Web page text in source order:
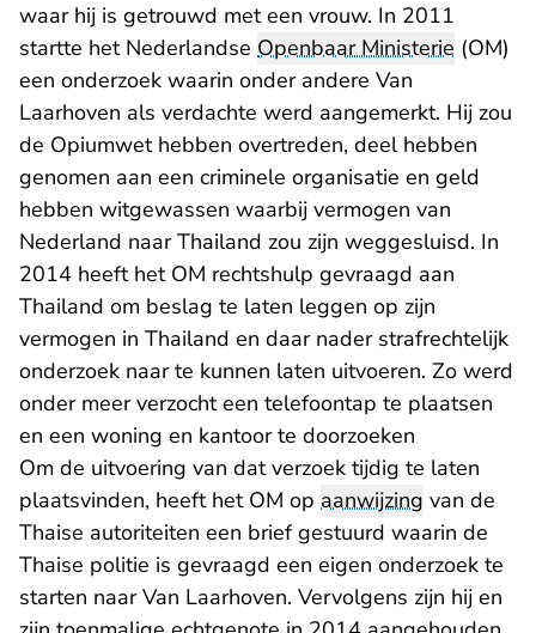
waar hij is getrouwd met een vrouw. In 2011
startte het Nederlandse Openbaar Ministerie (OM)
een onderzoek waarin onder andere Van
Laarhoven als verdachte werd aangemerkt. Hij zou
de Opiumwet hebben overtreden, deel hebben
genomen aan een criminele organisatie en geld
hebben witgewassen waarbij vermogen van
Nederland naar Thailand zou zijn weggesluisd. In
2014 heeft het OM rechtshulp gevraagd aan
Thailand om beslag te laten leggen op zijn
vermogen in Thailand en daar nader strafrechtelijk
onderzoek naar te kunnen laten uitvoeren. Zo werd
onder meer verzocht een telefoontap te plaatsen
en een woning en kantoor te doorzoeken
Om de uitvoering van dat verzoek tijdig te laten
plaatsvinden, heeft het OM op aanwijzing van de
Thaise autoriteiten een brief gestuurd waarin de
Thaise politie is gevraagd een eigen onderzoek te
starten naar Van Laarhoven. Vervolgens zijn hij en